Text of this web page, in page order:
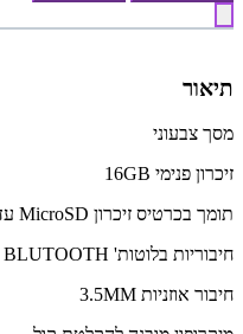
תיאור
מסך צבעוני
זיכרון פנימי 16GB
תומך בכרטיס זיכרון MicroSD עד נפח 128GB
חיבוריות בלוטות' BLUTOOTH
חיבור אוזניות 3.5MM